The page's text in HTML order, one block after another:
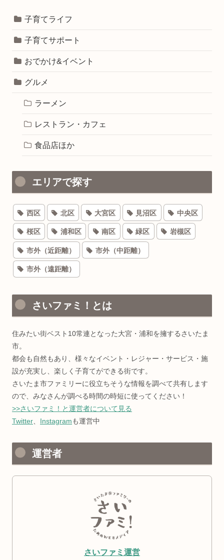
子育てライフ
子育てサポート
おでかけ&イベント
グルメ
ラーメン
レストラン・カフェ
食品店ほか
エリアで探す
西区 北区 大宮区 見沼区 中央区
桜区 浦和区 南区 緑区 岩槻区
市外（近距離） 市外（中距離）
市外（遠距離）
さいファミ！とは
住みたい街ベスト10常連となった大宮・浦和を擁するさいたま
市。
都会も自然もあり、様々なイベント・レジャー・サービス・施
設が充実し、楽しく子育てができる街です。
さいたま市ファミリーに役立ちそうな情報を調べて共有します
ので、みなさんが調べる時間の時短に使ってください！
>>さいファミ！と運営者について見る
Twitter
Instagramも運営中
運営者
さいファミ運営